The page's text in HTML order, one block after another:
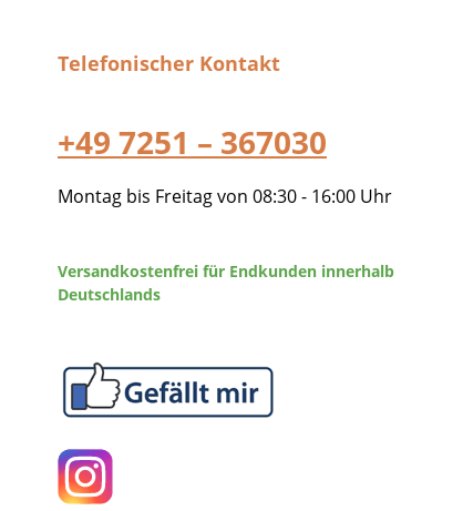
Telefonischer Kontakt
+49 7251 – 367030
Montag bis Freitag von 08:30 - 16:00 Uhr
Versandkostenfrei für Endkunden innerhalb
Deutschlands